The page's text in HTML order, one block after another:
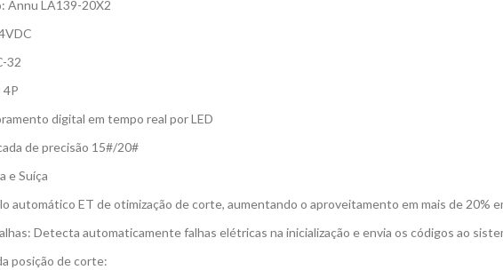
Annu LA139-20X2
32
digital em tempo real por LED
de precisão 15#/20#
e Suíça
automático ET de otimização de corte, aumentando o aproveitamento em mais de 20%
Detecta automaticamente falhas elétricas na inicialização e envia os códigos ao
posição de corte: